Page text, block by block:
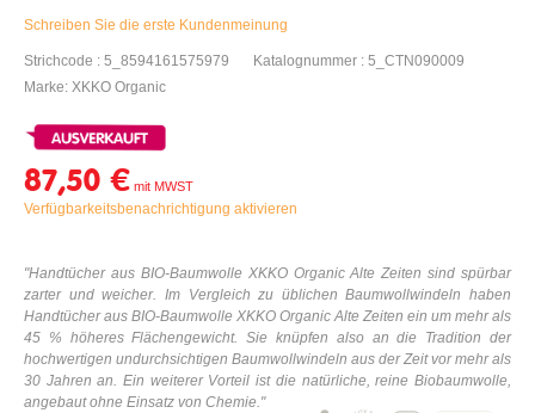
Schreiben Sie die erste Kundenmeinung
Strichcode : 5_8594161575979
Katalognummer : 5_CTN090009
Marke: XKKO Organic
87,50 €
Verfügbarkeitsbenachrichtigung aktivieren
"Handtücher aus BIO-Baumwolle XKKO Organic Alte Zeiten sind spürbar
zarter und weicher. Im Vergleich zu üblichen Baumwollwindeln haben
Handtücheraus BIO-Baumwolle XKKO Organic Alte Zeiten ein um mehr als
45 % höheres Flächengewicht. Sie knüpfen also an die Tradition der
hochwertigen undurchsichtigen Baumwollwindeln aus der Zeit vor mehr als
30 Jahren an. Ein weiterer Vorteil ist die natürliche, reine Biobaumwolle,
angebaut ohne Einsatz von Chemie."